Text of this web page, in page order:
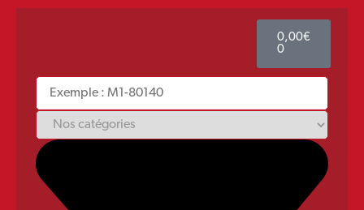
0,00€
0